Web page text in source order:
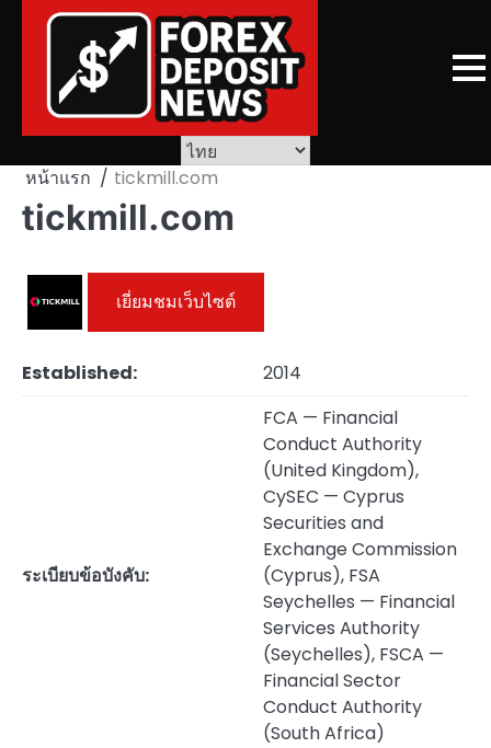
หน้าแรก tickmill.com
tickmill.com
เยี่ยมชมเว็บไซต์
Established: 2014
ระเบียบข้อบังคับ:
FCA — Financial
Conduct Authority
(United Kingdom),
CySEC — Cyprus
Securities and
Exchange Commission
(Cyprus), FSA
Seychelles — Financial
Services Authority
(Seychelles), FSCA —
Financial Sector
Conduct Authority
(South Africa)